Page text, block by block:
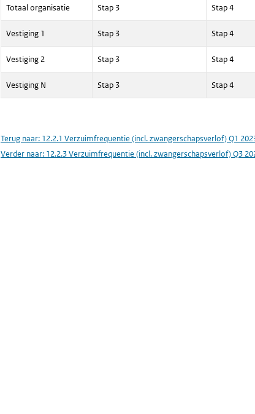
Totaal organisatie Stap 3 Stap 4
Vestiging 1 Stap 3 Stap 4
Vestiging 2 Stap 3 Stap 4
Vestiging N Stap 3 Stap 4
Terug naar: 12.2.1 Verzuimfrequentie (incl. zwangerschapsverlof) Q1
Verder naar: 12.2.3 Verzuimfrequentie (incl. zwangerschapsverlof) Q3